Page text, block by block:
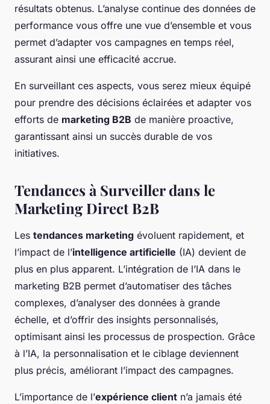
résultats obtenus. L’analyse continue des données de
performance vous offre une vue d’ensemble et vous
permet d’adapter vos campagnes en temps réel,
assurant ainsi une efficacité accrue.
En surveillant ces aspects, vous serez mieux équipé
pour prendre des décisions éclairées et adapter vos
efforts de marketing B2B de manière proactive,
garantissant ainsi un succès durable de vos
initiatives.
Tendances à Surveiller dans le
Marketing Direct B2B
Les tendances marketing évoluent rapidement, et
l’impact de l’intelligence artificielle (IA) devient de
plus en plus apparent. L’intégration de l’IA dans le
marketing B2B permet d’automatiser des tâches
complexes, d’analyser des données à grande
échelle, et d’offrir des insights personnalisés,
optimisant ainsi les processus de prospection. Grâce
à l’IA, la personnalisation et le ciblage deviennent
plus précis, améliorant l’impact des campagnes.
L’importance de l’expérience client n’a jamais été